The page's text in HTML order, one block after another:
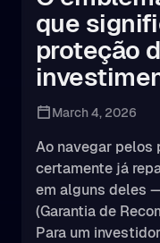
que
proteção
March 4, 2026
Ao navegar pelos
certamente já
em alguns deles
(Garantia de
Para um